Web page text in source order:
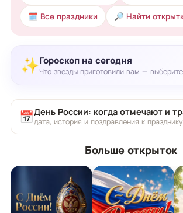
🗓 Все праздники 🔎 Найти
✨Гороскоп на сегодня
Что звёзды приготовили вам —
📅День России: когда отмечают и
дата, история и поздравления к празднику
Больше открыток